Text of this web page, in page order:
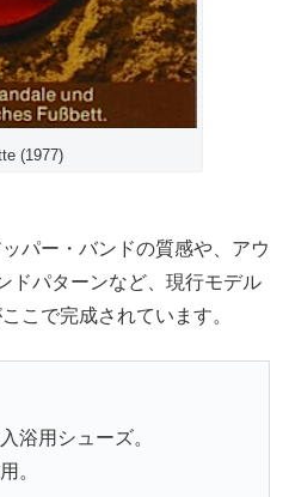
(1977)
パー・バンドの質感や、アウ
ドパターンなど、現行モデル
こで完成されています。
浴用シューズ。
。